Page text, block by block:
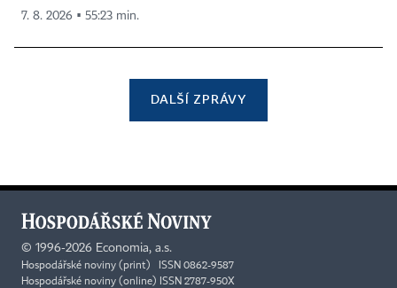
7. 8. 2026 ▪ 55:23 min.
DALŠÍ ZPRÁVY
© 1996-2026 Economia, a.s.
Hospodářské noviny (print) ISSN 0862-9587
Hospodářské noviny (online) ISSN 2787-950X